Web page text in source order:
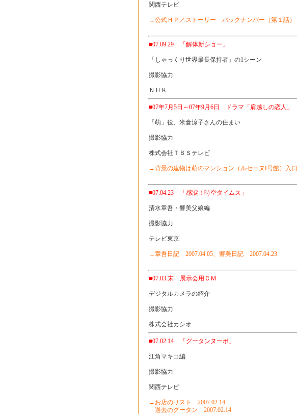
関西テレビ
→公式ＨＰ／ストーリー バックナンバー（第１話）
■07.09.29 「解体新ショー」
「しゃっくり世界最長保持者」の1シーン
撮影協力
ＮＨＫ
■07年7月5日～07年9月6日 ドラマ「肩越しの恋人」
「萌」役、米倉涼子さんの住まい
撮影協力
株式会社ＴＢＳテレビ
→背景の建物は萌のマンション（ルセーヌⅠ号館）入口
■07.04.23 「感涙！時空タイムス」
清水章吾・響美父娘編
撮影協力
テレビ東京
→章吾日記 2007.04.05、響美日記 2007.04.23
■07.03.末 展示会用ＣＭ
デジタルカメラの紹介
撮影協力
株式会社カシオ
■07.02.14 「グータンヌーボ」
江角マキコ編
撮影協力
関西テレビ
→お店のリスト 2007.02.14
過去のグータン 2007.02.14